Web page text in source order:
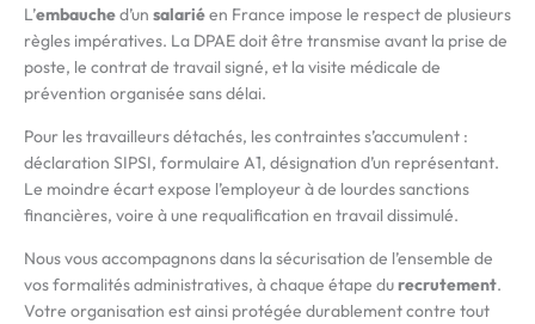
L’embauched’un salariéen France impose le respect de plusieurs
règles impératives. La DPAE doit être transmise avant la prise de
poste, le contrat de travail signé, et la visite médicale de
prévention organisée sans délai.
Pour les travailleurs détachés, les contraintes s’accumulent :
déclaration SIPSI, formulaire A1, désignation d’un représentant.
Le moindre écart expose l’employeur à de lourdes sanctions
financières, voire à une requalification en travail dissimulé.
Nous vous accompagnons dans la sécurisation de l’ensemble de
vos formalités administratives, à chaque étape durecrutement.
Votre organisation est ainsi protégée durablement contre tout